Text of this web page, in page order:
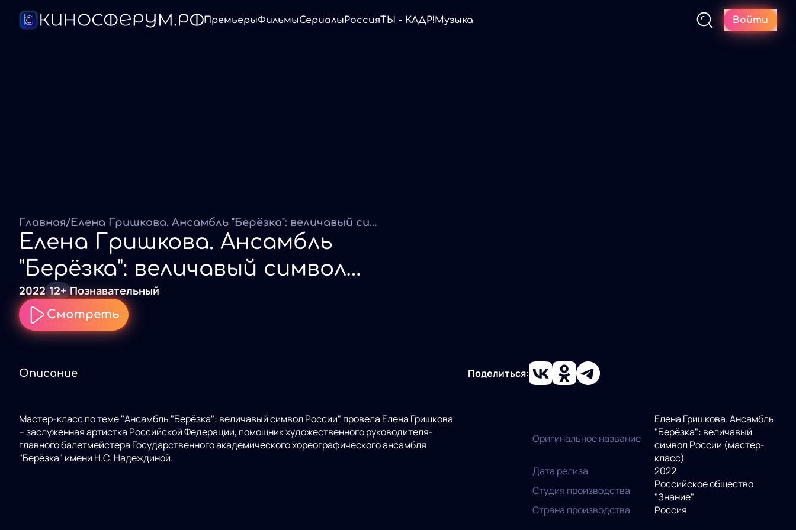
ПремьерыФильмыСериалыРоссияТЫ - КАДР!Музыка Войти
Главная/ Елена Гришкова. Ансамбль "Берёзка": величавый символ России
Елена Гришкова. Ансамбль
"Берёзка": величавый символ
России
2022 12+ Познавательный
Смотреть
Описание
Мастер-класс по теме "Ансамбль "Берёзка": величавый символ России" провела Елена Гришкова
– заслуженная артистка Российской Федерации, помощник художественного руководителя-
главного балетмейстера Государственного академического хореографического ансамбля
"Берёзка" имени Н.С. Надеждиной.
Оригинальное название
Елена Гришкова. Ансамбль
"Берёзка": величавый
символ России (мастер-
класс)
Дата релиза
2022
Студия производства
Российское общество
"Знание"
Страна производства
Россия
Поделиться: